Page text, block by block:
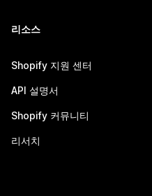
리소스
Shopify 지원 센터
API 설명서
Shopify 커뮤니티
리서치